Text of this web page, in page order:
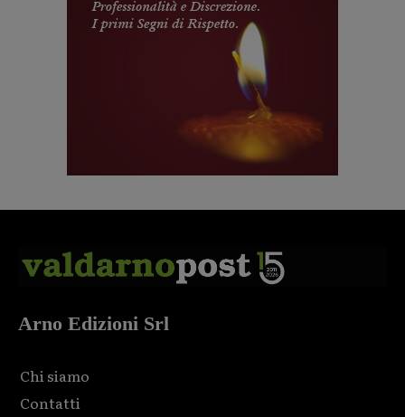
Arno Edizioni Srl
Chi siamo
Contatti